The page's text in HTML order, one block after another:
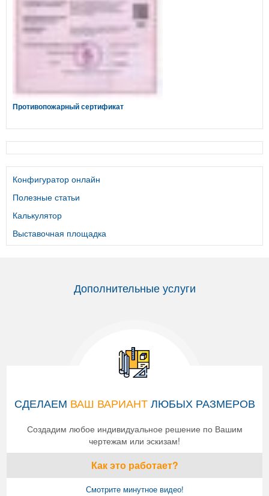
Противопожарный сертификат
Конфигуратор онлайн
Полезные статьи
Калькулятор
Выставочная площадка
Дополнительные услуги
СДЕЛАЕМ ВАШ ВАРИАНТЛЮБЫХ РАЗМЕРОВ
Создадим любое индивидуальное решение по Вашим
чертежам или эскизам!
Как это работает?
Смотрите минутное видео!